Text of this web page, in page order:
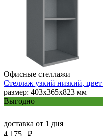
Офисные стеллажи
Стеллаж узкий низкий,
размер: 403х365х823 мм
Выгодно
доставка от 1 дня
4 175
₽